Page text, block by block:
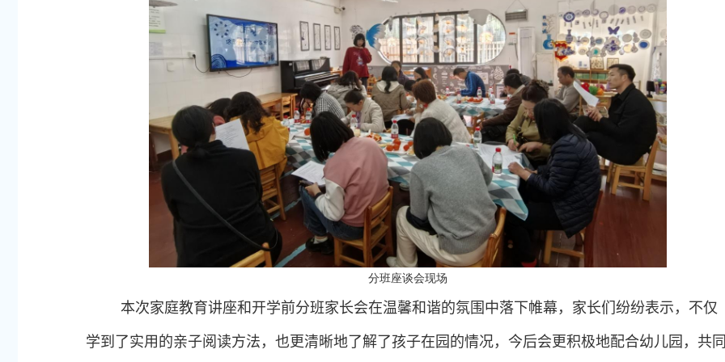
分班座谈会现场
本次家庭教育讲座和开学前分班家长会在温馨和谐的氛围中落下帷幕，家长们纷纷表示，不仅
学到了实用的亲子阅读方法，也更清晰地了解了孩子在园的情况，今后会更积极地配合幼儿园，共